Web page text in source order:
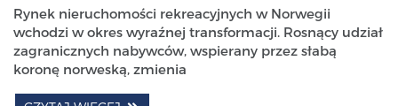
Rynek nieruchomości rekreacyjnych w Norwegii
wchodzi w okres wyraźnej transformacji. Rosnący udział
zagranicznych nabywców, wspierany przez słabą
koronę norweską, zmienia